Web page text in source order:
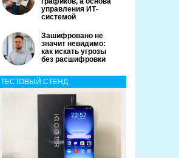
управления ИТ-
системой
Зашифровано не
значит невидимо:
как искать угрозы
без расшифровки
ТЕСТОВЫЙ СТЕНД